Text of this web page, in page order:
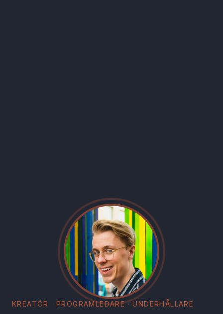
KREATÖR · PROGRAMLEDARE · UNDERHÅLLARE